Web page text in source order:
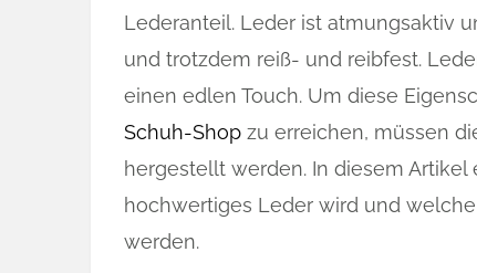
Lederanteil. Leder ist atmungsaktiv
und trotzdem reiß- und reibfest.
einen edlen Touch. Um diese
Schuh-Shop zu erreichen, müssen
hergestellt werden. In diesem Artikel
hochwertiges Leder wird und
werden.